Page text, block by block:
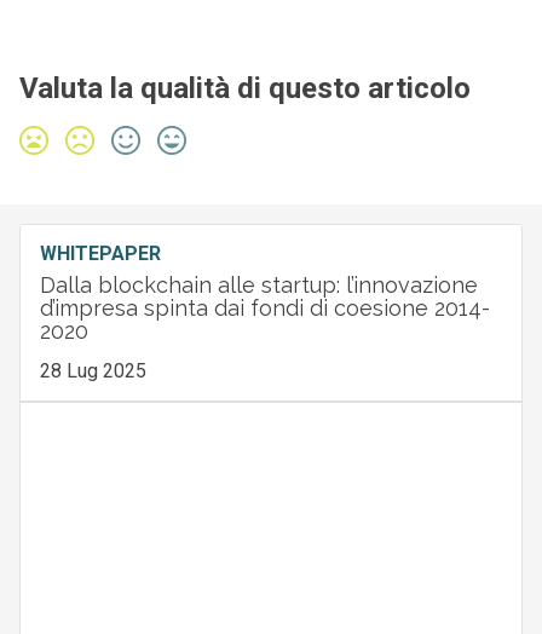
Valuta la qualità di questo articolo
WHITEPAPER
Dalla blockchain alle startup: l’innovazione
d’impresa spinta dai fondi di coesione 2014-
2020
28 Lug 2025